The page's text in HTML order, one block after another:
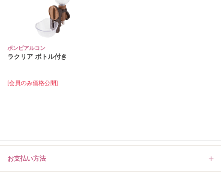
ボンビアルコン
ラクリア ボトル付き
[会員のみ価格公開]
お支払い方法